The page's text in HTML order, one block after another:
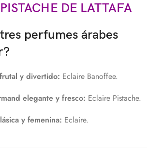
DE LATTAFA
perfumes árabes
y divertido: Eclaire Banoffee.
elegante y fresco: Eclaire Pistache.
y femenina: Eclaire.